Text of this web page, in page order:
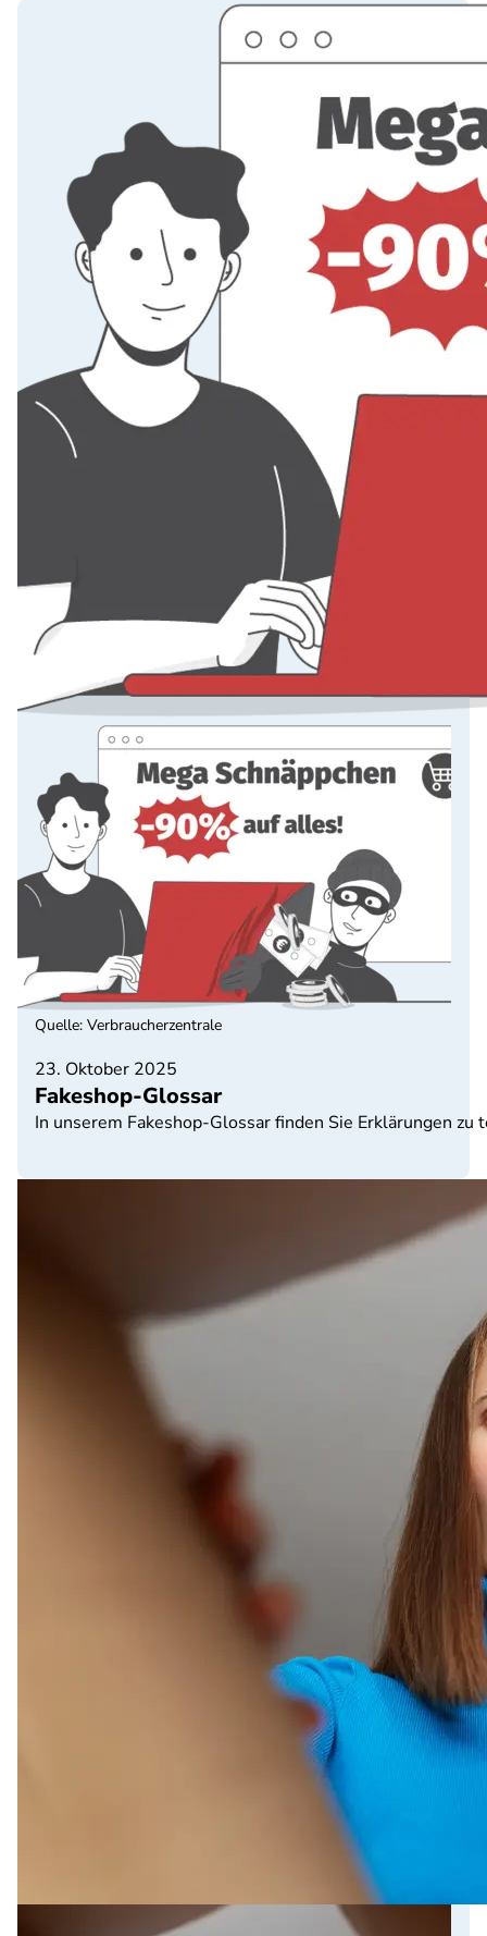
23. Oktober 2025
Fakeshop-Glossar
In unserem Fakeshop-Glossar finden Sie Erklärungen zu
Quelle: Verbraucherzentrale